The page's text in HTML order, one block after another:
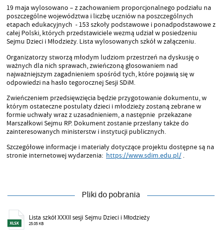
19 maja wylosowano – z zachowaniem proporcjonalnego podziału na
poszczególne województwa i liczbę uczniów na poszczególnych
etapach edukacyjnych - 153 szkoły podstawowe i ponadpodstawowe z
całej Polski, których przedstawiciele wezmą udział w posiedzeniu
Sejmu Dzieci i Młodzieży. Lista wylosowanych szkół w załączeniu.
Organizatorzy stworzą młodym ludziom przestrzeń na dyskusję o
ważnych dla nich sprawach, zwieńczoną głosowaniem nad
najważniejszym zagadnieniem spośród tych, które pojawią się w
odpowiedzi na hasło tegorocznej Sesji SDiM.
Zwieńczeniem przedsięwzięcia będzie przygotowanie dokumentu, w
którym ostateczne postulaty dzieci i młodzieży zostaną zebrane w
formie uchwały wraz z uzasadnieniem, a następnie przekazane
Marszałkowi Sejmu RP. Dokument zostanie przesłany także do
zainteresowanych ministerstw i instytucji publicznych.
Szczegółowe informacje i materiały dotyczące projektu dostępne są na
stronie internetowej wydarzenia: https://www.sdim.edu.pl/.
Pliki do pobrania
Lista szkół XXXII sesji Sejmu Dzieci i Młodzieży
25.05 KB